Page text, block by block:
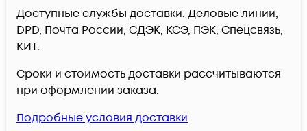
Доступные службы доставки: Деловые линии,
DPD, Почта России, СДЭК, КСЭ, ПЭК, Спецсвязь,
КИТ.
Сроки и стоимость доставки рассчитываются
при оформлении заказа.
Подробные условия доставки